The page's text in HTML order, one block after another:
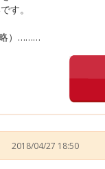
す。
）………
2018/04/27 18:50